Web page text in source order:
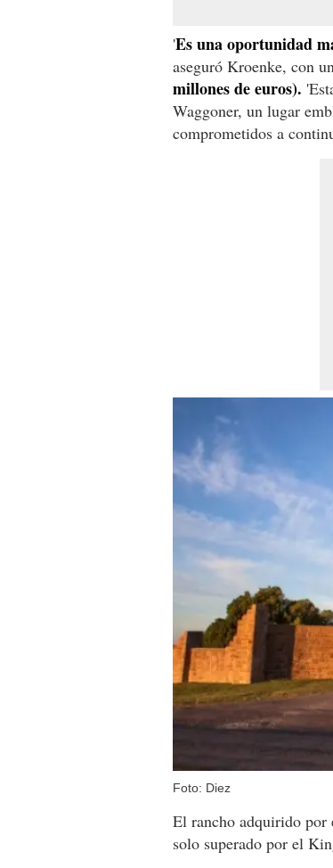
'Es una oportunidad
aseguró Kroenke, con
millones de euros).
Waggoner, un lugar
comprometidos a
Foto: Diez
El rancho adquirido por
solo superado por el